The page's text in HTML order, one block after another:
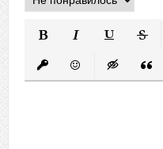
Вставить защищенную
ВставитьВставка